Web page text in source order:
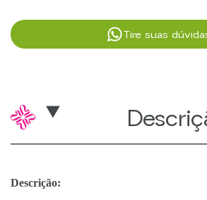
Tire suas
Descrição: